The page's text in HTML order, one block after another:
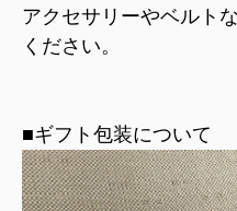
アクセサリーやベルト
ください。
■ギフト包装について